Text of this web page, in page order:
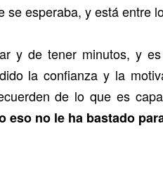
esperaba, y está entre
y de tener minutos, y
la confianza y la
de lo que es
eso no le ha bastado